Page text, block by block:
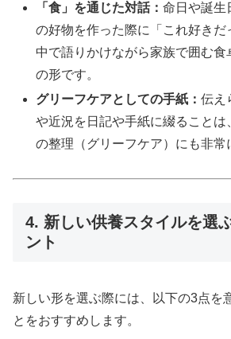
「食」を通じた対話：命日や誕生
の好物を作った際に「これ好きだ
中で語りかけながら家族で囲む食
の形です。
グリーフケアとしての手紙：伝え
や近況を日記や手紙に綴ることは
の整理（グリーフケア）にも非常
4. 新しい供養スタイルを選
ント
新しい形を選ぶ際には、以下の3点を
とをおすすめします。